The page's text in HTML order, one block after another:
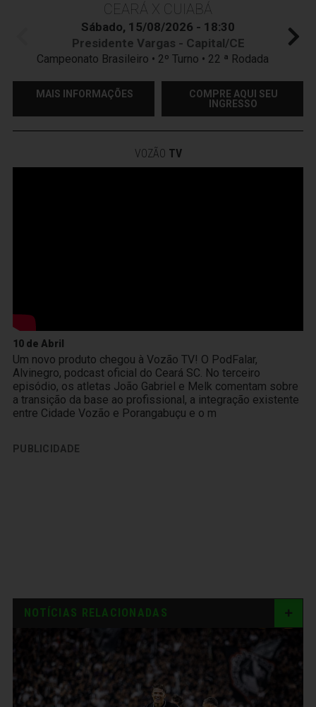
CEARÁ X CUIABÁ
Sábado, 15/08/2026 - 18:30
Presidente Vargas - Capital/CE
Campeonato Brasileiro • 2º Turno • 22 ª Rodada
MAIS INFORMAÇÕES
COMPRE AQUI SEU
INGRESSO
VOZÃO TV
10 de Abril
Um novo produto chegou à Vozão TV! O PodFalar,
Alvinegro, podcast oficial do Ceará SC. No terceiro
episódio, os atletas João Gabriel e Melk comentam sobre
a transição da base ao profissional, a integração existente
entre Cidade Vozão e Porangabuçu e o m
PUBLICIDADE
NOTÍCIAS RELACIONADAS